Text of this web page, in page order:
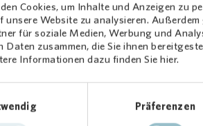
Cookies, um Inhalte und Anzeigen zu
unsere Website zu analysieren.
für soziale Medien, Werbung und
Daten zusammen, die Sie ihnen
Informationen dazu finden Sie hier.
Präferenzen
Keding GmbH. Bitte